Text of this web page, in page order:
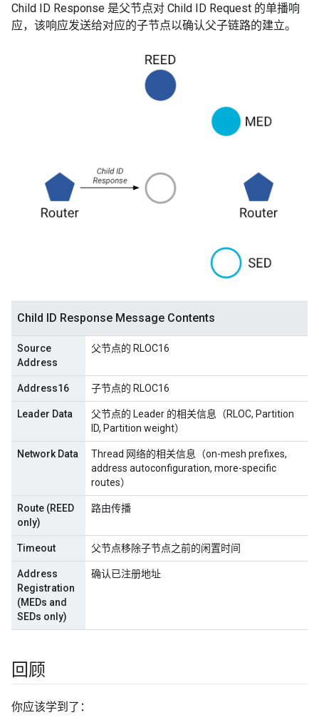
Child ID Response 是父节点对 Child ID Request 的单播响
应，该响应发送给对应的子节点以确认父子链路的建立。
Child ID Response Message Contents
Source
Address
父节点的 RLOC16
Address16 子节点的 RLOC16
Leader Data
父节点的 Leader 的相关信息（RLOC, Partition
ID, Partition weight）
Network Data
Thread 网络的相关信息（on-mesh prefixes,
address autoconfiguration, more-specific
routes）
Route (REED
only)
路由传播
Timeout 父节点移除子节点之前的闲置时间
Address
Registration
(MEDs and
SEDs only)
确认已注册地址
回顾
你应该学到了：